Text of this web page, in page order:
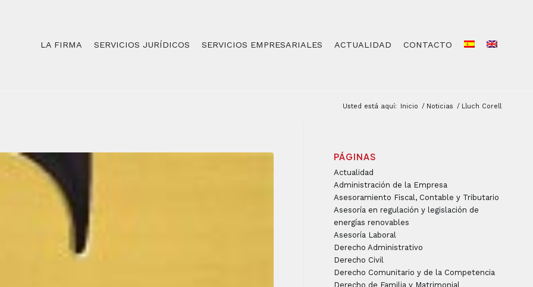
LA FIRMA SERVICIOS JURÍDICOS SERVICIOS EMPRESARIALES ACTUALIDAD CONTACTO
Usted está aquí: Inicio / Noticias / Lluch Corell
PÁGINAS
Actualidad
Administración de la Empresa
Asesoramiento Fiscal, Contable y Tributario
Asesoría en regulación y legislación de
energías renovables
Asesoría Laboral
Derecho Administrativo
Derecho Civil
Derecho Comunitario y de la Competencia
Derecho de Familia y Matrimonial